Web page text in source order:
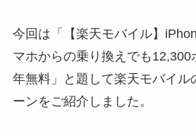
今回は「【楽天モバイル】
マホからの乗り換えでも12,300
年無料」と題して楽天モバイル
ーンをご紹介しました。